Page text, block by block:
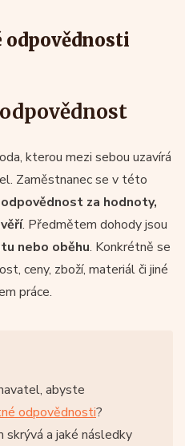
odpovědnosti
kterou mezi sebou uzavírá
Zaměstnanec se v této
za hodnoty,
. Předmětem dohody jsou
nebo oběhu. Konkrétně se
ceny, zboží, materiál či jiné
práce.
abyste
odpovědnosti?
a jaké následky